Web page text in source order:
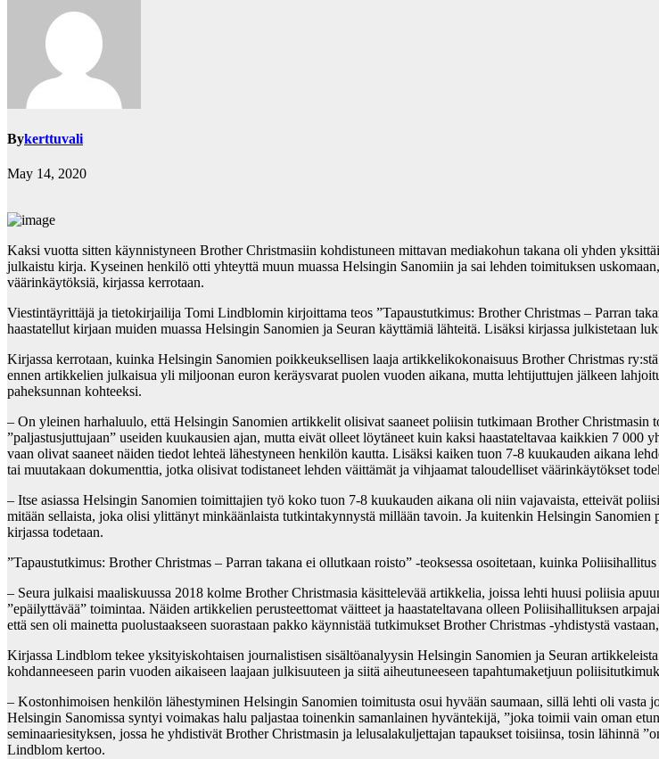
Bykerttuvali
May 14, 2020
Kaksi vuotta sitten käynnistyneen Brother Christmasiin kohdistuneen mittavan mediakohun takana oli yhden
julkaistu kirja. Kyseinen henkilö otti yhteyttä muun muassa Helsingin Sanomiin ja sai lehden toimituksen
väärinkäytöksiä, kirjassa kerrotaan.
Viestintäyrittäjä ja tietokirjailija Tomi Lindblomin kirjoittama teos ”Tapaustutkimus: Brother Christmas – Parran
haastatellut kirjaan muiden muassa Helsingin Sanomien ja Seuran käyttämiä lähteitä. Lisäksi kirjassa julkistetaan
Kirjassa kerrotaan, kuinka Helsingin Sanomien poikkeuksellisen laaja artikkelikokonaisuus Brother Christmas
ennen artikkelien julkaisua yli miljoonan euron keräysvarat puolen vuoden aikana, mutta lehtijuttujen jälkeen
paheksunnan kohteeksi.
– On yleinen harhaluulo, että Helsingin Sanomien artikkelit olisivat saaneet poliisin tutkimaan Brother
”paljastusjuttujaan” useiden kuukausien ajan, mutta eivät olleet löytäneet kuin kaksi haastateltavaa kaikkien 7
vaan olivat saaneet näiden tiedot lehteä lähestyneen henkilön kautta. Lisäksi kaiken tuon 7-8 kuukauden aikana
tai muutakaan dokumenttia, jotka olisivat todistaneet lehden väittämät ja vihjaamat taloudelliset väärinkäytökset
– Itse asiassa Helsingin Sanomien toimittajien työ koko tuon 7-8 kuukauden aikana oli niin vajavaista, etteivät
mitään sellaista, joka olisi ylittänyt minkäänlaista tutkintakynnystä millään tavoin. Ja kuitenkin Helsingin
kirjassa todetaan.
”Tapaustutkimus: Brother Christmas – Parran takana ei ollutkaan roisto” -teoksessa osoitetaan, kuinka
– Seura julkaisi maaliskuussa 2018 kolme Brother Christmasia käsittelevää artikkelia, joissa lehti huusi poliisia
”epäilyttävää” toimintaa. Näiden artikkelien perusteettomat väitteet ja haastateltavana olleen Poliisihallituksen
että sen oli mainetta puolustaakseen suorastaan pakko käynnistää tutkimukset Brother Christmas -yhdistystä
Kirjassa Lindblom tekee yksityiskohtaisen journalistisen sisältöanalyysin Helsingin Sanomien ja Seuran
kohdanneeseen parin vuoden aikaiseen laajaan julkisuuteen ja siitä aiheutuneeseen tapahtumaketjuun
– Kostonhimoisen henkilön lähestyminen Helsingin Sanomien toimitusta osui hyvään saumaan, sillä lehti oli
Helsingin Sanomissa syntyi voimakas halu paljastaa toinenkin samanlainen hyväntekijä, ”joka toimii vain oman
seminaariesityksen, jossa he yhdistivät Brother Christmasin ja lelusalakuljettajan tapaukset toisiinsa, tosin lähinnä
Lindblom kertoo.